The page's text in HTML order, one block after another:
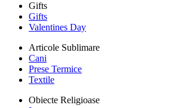
Gifts
Gifts
Valentines Day
Articole Sublimare
Cani
Prese Termice
Textile
Obiecte Religioase